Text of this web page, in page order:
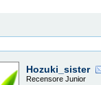
Hozuki_sister
Recensore Junior